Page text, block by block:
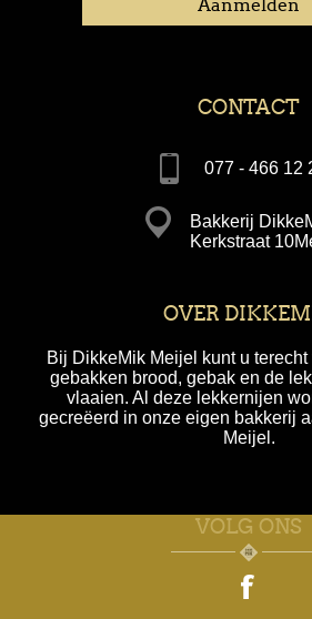
CONTACT
077 - 466 12
Bakkerij
Kerkstraat
OVER
Bij DikkeMik Meijel kunt u
gebakken brood, gebak en de
vlaaien. Al deze lekkernijen
gecreëerd in onze eigen bakkerij
Meijel.
VOLG ONS